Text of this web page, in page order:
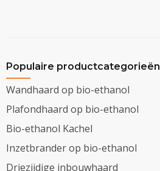
Populaire productcategorieën
Wandhaard op bio-ethanol
Plafondhaard op bio-ethanol
Bio-ethanol Kachel
Inzetbrander op bio-ethanol
Driezijdige inbouwhaard